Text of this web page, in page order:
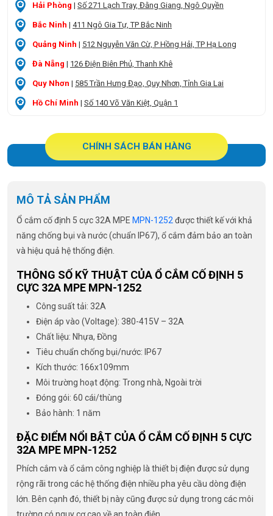
Hải Phòng | Số 271 Lạch Tray, Đằng Giang, Ngô Quyền
Bắc Ninh | 411 Ngô Gia Tự, TP Bắc Ninh
Quảng Ninh | 512 Nguyễn Văn Cừ, P Hồng Hải, TP Hạ Long
Đà Nẵng | 126 Điện Biên Phủ, Thanh Khê
Quy Nhơn | 585 Trần Hưng Đạo, Quy Nhơn, Tỉnh Gia Lai
Hồ Chí Minh | Số 140 Võ Văn Kiệt, Quận 1
CHÍNH SÁCH BÁN HÀNG
MÔ TẢ SẢN PHẨM
Ổ cắm cố định 5 cực 32A MPE MPN-1252được thiết kế với khả
năng chống bụi và nước (chuẩn IP67), ổ cắm đảm bảo an toàn
và hiệu quả hệ thống điện.
THÔNG SỐ KỸ THUẬT CỦA Ổ CẮM CỐ ĐỊNH 5
CỰC 32A MPE MPN-1252
Công suất tải: 32A
Điện áp vào (Voltage): 380-415V – 32A
Chất liệu: Nhựa, Đồng
Tiêu chuẩn chống bụi/nước: IP67
Kích thước: 166x109mm
Môi trường hoạt động: Trong nhà, Ngoài trời
Đóng gói: 60 cái/thùng
Bảo hành: 1 năm
ĐẶC ĐIỂM NỔI BẬT CỦA Ổ CẮM CỐ ĐỊNH 5 CỰC
32A MPE MPN-1252
Phích cắm và ổ cắm công nghiệp là thiết bị điện được sử dụng
rộng rãi trong các hệ thống điện nhiều pha yêu cầu dòng điện
lớn. Bên cạnh đó, thiết bị này cũng được sử dụng trong các môi